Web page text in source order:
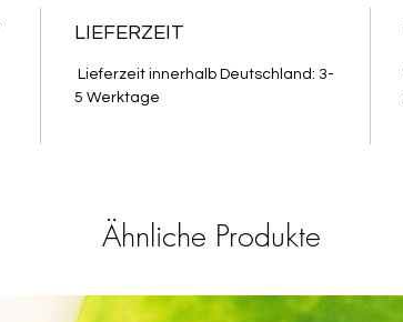
LIEFERZEIT
Lieferzeit innerhalb Deutschland: 3-
5 Werktage
Ähnliche Produkte